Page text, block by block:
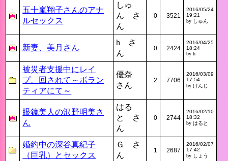
五十嵐翔子さんのアナ
ルセックス
しゅ
ん さ
ん
0 3521
2016/05/24
19:21
by しゅん
新妻、美月さん
h さ
ん
0 2424
2016/04/25
18:24
by h
被災者支援中にレイ
プ、回されて～ボラン
ティアにて～
優奈
さん
2 7706
2016/03/09
17:54
by けんじ
眼鏡美人の沢野明美さ
ん
はる
と さ
ん
0 2744
2016/02/10
18:32
by はると
婚約中の深谷真紀子
（巨乳）とセックス
Ｇ さ
ん
1 2687
2016/02/07
17:42
by しょう